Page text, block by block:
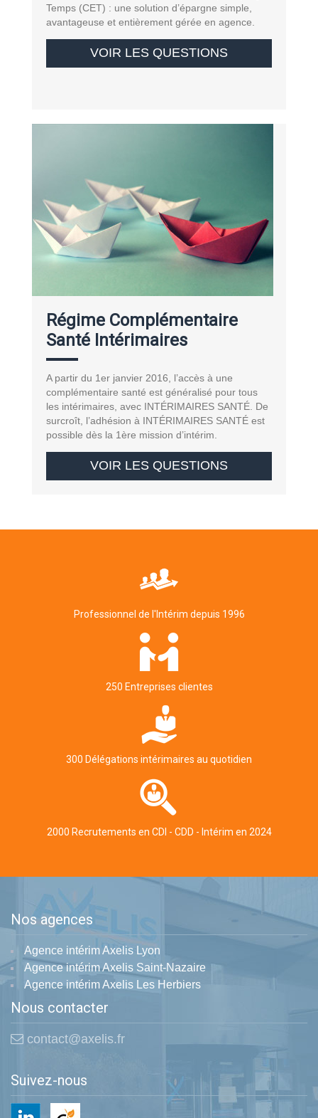
Temps (CET) : une solution d’épargne simple,
avantageuse et entièrement gérée en agence.
VOIR LES QUESTIONS
Régime Complémentaire
Santé Intérimaires
A partir du 1er janvier 2016, l’accès à une
complémentaire santé est généralisé pour tous
les intérimaires, avec INTÉRIMAIRES SANTÉ. De
surcroît, l’adhésion à INTÉRIMAIRES SANTÉ est
possible dès la 1ère mission d’intérim.
VOIR LES QUESTIONS
Professionnel de l'Intérim depuis 1996
250 Entreprises clientes
300 Délégations intérimaires au quotidien
2000 Recrutements en CDI - CDD - Intérim en 2024
Nos agences
Agence intérim Axelis Lyon
Agence intérim Axelis Saint-Nazaire
Agence intérim Axelis Les Herbiers
Nous contacter
contact@axelis.fr
Suivez-nous